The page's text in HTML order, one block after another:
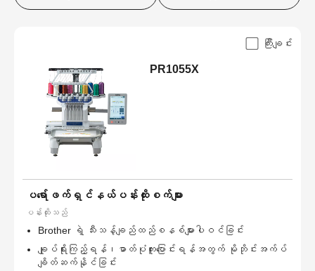
ကြီးချင်း
PR1055X
ပရော်ဖက်ရှင်နယ်ပန်းထိုးစက်များ
ပန်းထိုးသည်
Brother ရဲ့ သီးသန့်ချည်ထည်စနစ်များပါဝင်ခြင်း
ချုပ်ရိုးကြည့်ရန်၊ဓာတ်ပုံကူးပြောင်းရန်အတွက် မိုဘိုင်းအက်ပ်
ချိတ်ဆက်နိုင်ခြင်း